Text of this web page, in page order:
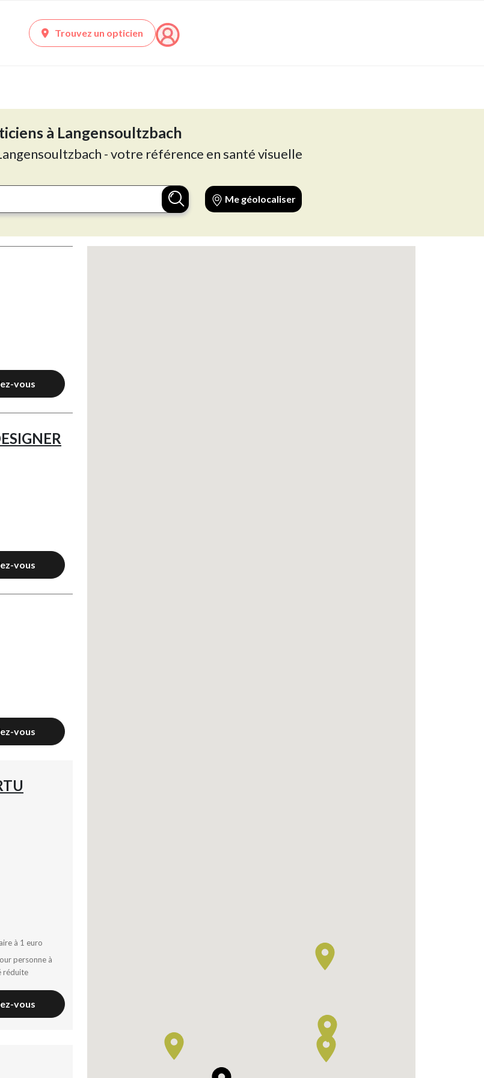
Trouvez un opticien
à Langensoultzbach
- votre référence en santé visuelle
Me géolocaliser
vous
vous
vous
à 1 euro
réduite
vous